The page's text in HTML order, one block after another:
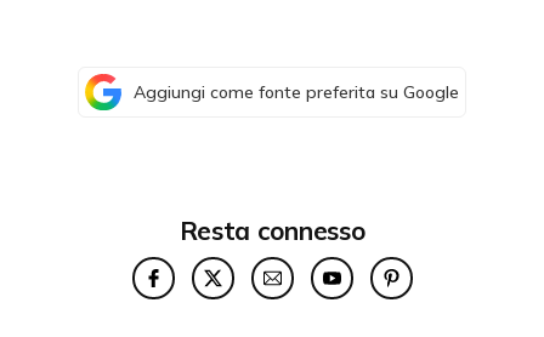
Aggiungi come fonte preferita su Google
Resta connesso